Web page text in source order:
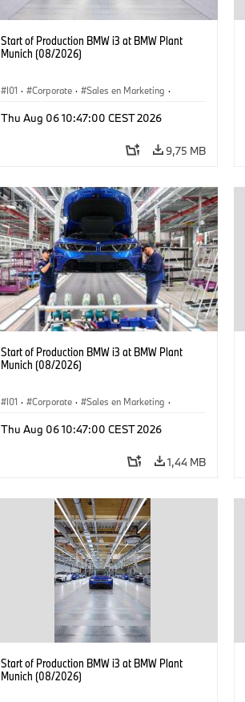
Start of Production BMW i3 at BMW Plant
Munich (08/2026)
I01 · Corporate · Sales en Marketing ·
Thu Aug 06 10:47:00 CEST 2026
9,75 MB
Start of Production BMW i3 at BMW Plant
Munich (08/2026)
I01 · Corporate · Sales en Marketing ·
Thu Aug 06 10:47:00 CEST 2026
1,44 MB
Start of Production BMW i3 at BMW Plant
Munich (08/2026)